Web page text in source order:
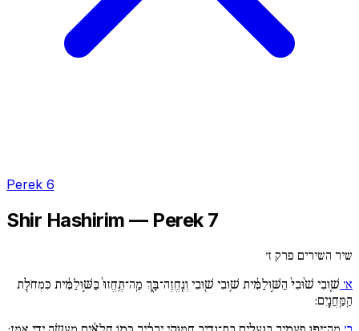
Perek 6
Shir Hashirim — Perek 7
שיר השירים פרק ז׳
א׳ שׁ֤וּבִי שׁ֨וּבִי֙ הַשּׁ֣וּלַמִּ֔ית שׁ֥וּבִי שׁ֖וּבִי וְנֶֽחֱזֶה־בָּ֑ךְ מַֽה־תֶּֽחֱזוּ֙ בַּשּׁ֣וּלַמִּ֔ית כִּמְחֹלַ֖ת
הַֽמַּֽחֲנָֽיִם: